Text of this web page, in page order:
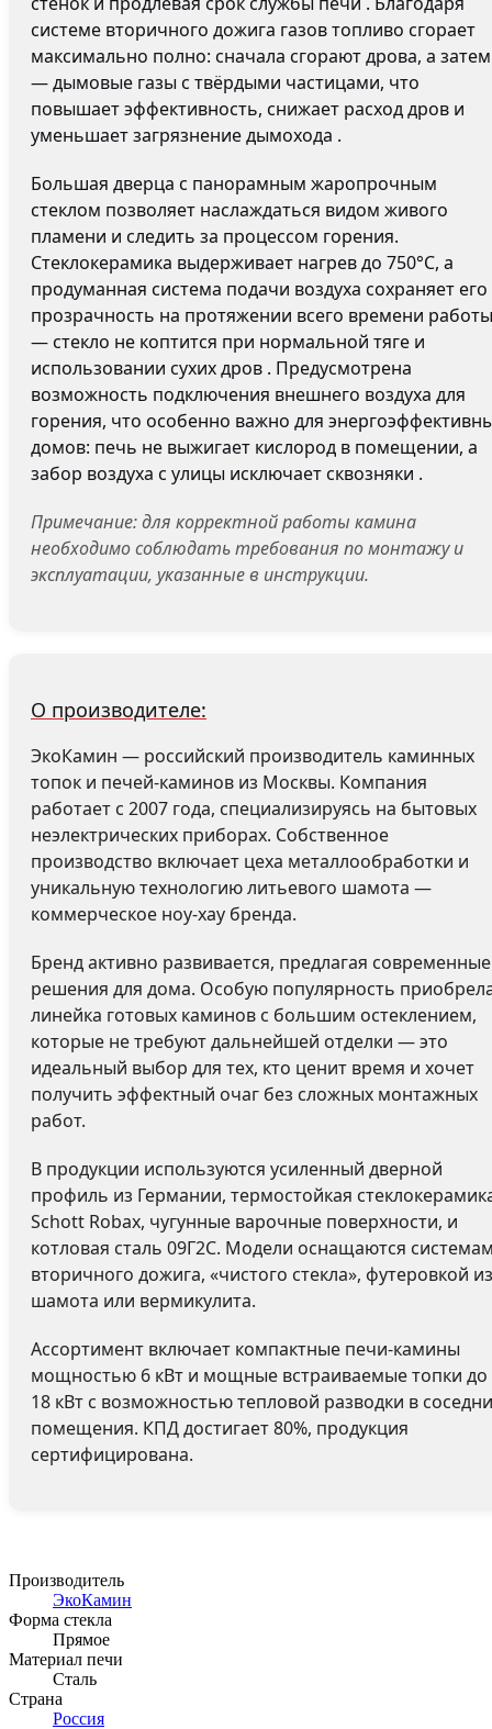
системе вторичного дожига газов топливо сгорает
максимально полно: сначала сгорают дрова, а затем
— дымовые газы с твёрдыми частицами, что
повышает эффективность, снижает расход дров и
уменьшает загрязнение дымохода .
Большая дверца с панорамным жаропрочным
стеклом позволяет наслаждаться видом живого
пламени и следить за процессом горения.
Стеклокерамика выдерживает нагрев до 750°C, а
продуманная система подачи воздуха сохраняет его
прозрачность на протяжении всего времени работы
— стекло не коптится при нормальной тяге и
использовании сухих дров . Предусмотрена
возможность подключения внешнего воздуха для
горения, что особенно важно для
домов: печь не выжигает кислород в помещении, а
забор воздуха с улицы исключает сквозняки .
Примечание: для корректной работы камина
необходимо соблюдать требования по монтажу и
эксплуатации, указанные в инструкции.
О производителе:
ЭкоКамин — российский производитель каминных
топок и печей-каминов из Москвы. Компания
работает с 2007 года, специализируясь на бытовых
неэлектрических приборах. Собственное
производство включает цеха металлообработки и
уникальную технологию литьевого шамота —
коммерческое ноу-хау бренда.
Бренд активно развивается, предлагая современные
решения для дома. Особую популярность
линейка готовых каминов с большим остеклением,
которые не требуют дальнейшей отделки — это
идеальный выбор для тех, кто ценит время и хочет
получить эффектный очаг без сложных монтажных
работ.
В продукции используются усиленный дверной
профиль из Германии, термостойкая
Schott Robax, чугунные варочные поверхности, и
котловая сталь 09Г2С. Модели оснащаются
вторичного дожига, «чистого стекла», футеровкой из
шамота или вермикулита.
Ассортимент включает компактные печи-камины
мощностью 6 кВт и мощные встраиваемые топки до
18 кВт с возможностью тепловой разводки в
помещения. КПД достигает 80%, продукция
сертифицирована.
Производитель
ЭкоКамин
Форма стекла
Прямое
Материал печи
Сталь
Страна
Россия